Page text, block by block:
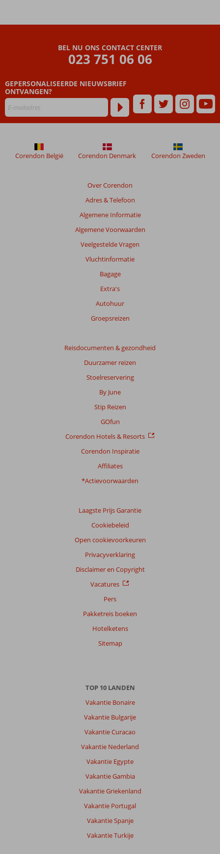
BEL NU ONS CONTACT CENTER
023 751 06 06
GEPERSONALISEERDE NIEUWSBRIEF
ONTVANGEN?
Over Corendon
Adres & Telefoon
Algemene Informatie
Algemene Voorwaarden
Veelgestelde Vragen
Vluchtinformatie
Bagage
Extra's
Autohuur
Groepsreizen
Reisdocumenten & gezondheid
Duurzamer reizen
Stoelreservering
By June
Stip Reizen
GOfun
Corendon Hotels & Resorts
Corendon Inspiratie
Affiliates
*Actievoorwaarden
Laagste Prijs Garantie
Cookiebeleid
Open cookievoorkeuren
Privacyverklaring
Disclaimer en Copyright
Vacatures
Pers
Pakketreis boeken
Hotelketens
Sitemap
Corendon België Corendon Denmark Corendon Zweden
TOP 10 LANDEN
Vakantie Bonaire
Vakantie Bulgarije
Vakantie Curacao
Vakantie Nederland
Vakantie Egypte
Vakantie Gambia
Vakantie Griekenland
Vakantie Portugal
Vakantie Spanje
Vakantie Turkije